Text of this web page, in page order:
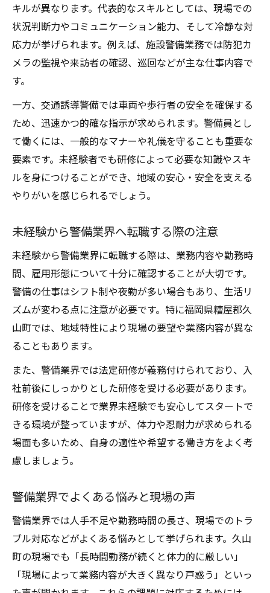
キルが異なります。代表的なスキルとしては、現場での
状況判断力やコミュニケーション能力、そして冷静な対
応力が挙げられます。例えば、施設警備業務では防犯カ
メラの監視や来訪者の確認、巡回などが主な仕事内容で
す。
一方、交通誘導警備では車両や歩行者の安全を確保する
ため、迅速かつ的確な指示が求められます。警備員とし
て働くには、一般的なマナーや礼儀を守ることも重要な
要素です。未経験者でも研修によって必要な知識やスキ
ルを身につけることができ、地域の安心・安全を支える
やりがいを感じられるでしょう。
未経験から警備業界へ転職する際の注意
未経験から警備業界に転職する際は、業務内容や勤務時
間、雇用形態について十分に確認することが大切です。
警備の仕事はシフト制や夜勤が多い場合もあり、生活リ
ズムが変わる点に注意が必要です。特に福岡県糟屋郡久
山町では、地域特性により現場の要望や業務内容が異な
ることもあります。
また、警備業界では法定研修が義務付けられており、入
社前後にしっかりとした研修を受ける必要があります。
研修を受けることで業界未経験でも安心してスタートで
きる環境が整っていますが、体力や忍耐力が求められる
場面も多いため、自身の適性や希望する働き方をよく考
慮しましょう。
警備業界でよくある悩みと現場の声
警備業界では人手不足や勤務時間の長さ、現場でのトラ
ブル対応などがよくある悩みとして挙げられます。久山
町の現場でも「長時間勤務が続くと体力的に厳しい」
「現場によって業務内容が大きく異なり戸惑う」といっ